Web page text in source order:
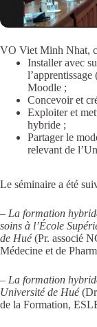
VO Viet Minh Nhat,
Installer avec
Moodle ;
Concevoir et
Exploiter et
hybride ;
Partager le
relevant de
Le séminaire a été
– La formation
soins à l’École
de Hué(Pr. associé
Médecine et de
– La formation
Université de Hué(Dr
de la Formation,